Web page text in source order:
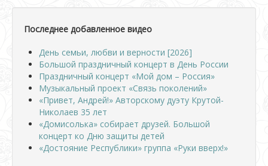
Последнее добавленное видео
День семьи, любви и верности [2026]
Большой праздничный концерт в День России
Праздничный концерт «Мой дом – Россия»
Музыкальный проект «Связь поколений»
«Привет, Андрей!» Авторскому дуэту Крутой-
Николаев 35 лет
«Домисолька» собирает друзей. Большой
концерт ко Дню защиты детей
«Достояние Республики» группа «Руки вверх!»